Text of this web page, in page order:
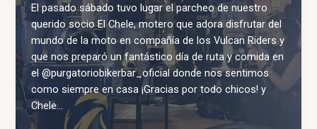
El pasado sábado tuvo lugar el parcheo de nuestro
querido socio El Chele, motero que adora disfrutar del
mundo de la moto en compañía de los Vulcan Riders y
que nos preparó un fantástico día de ruta y comida en
el @purgatoriobikerbar_oficial donde nos sentimos
como siempre en casa ¡Gracias por todo chicos! y
Chele…